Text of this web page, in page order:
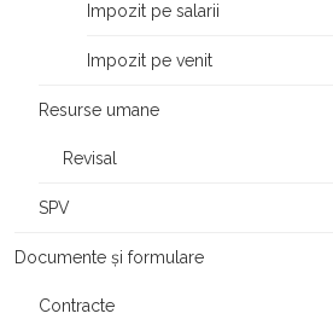
Impozit pe salarii
Impozit pe venit
Resurse umane
Revisal
SPV
Documente și formulare
Contracte